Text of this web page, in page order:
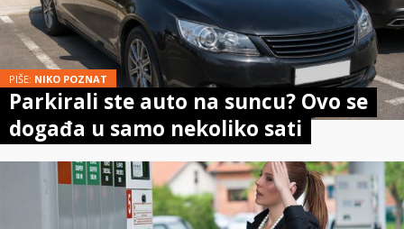
PIŠE: NIKO POZNAT
Parkirali ste auto na suncu? Ovo se
događa u samo nekoliko sati